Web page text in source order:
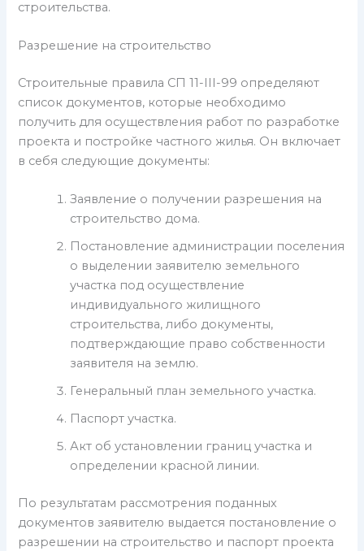
строительства.
Разрешение на строительство
Строительные правила СП 11-III-99 определяют
список документов, которые необходимо
получить для осуществления работ по разработке
проекта и постройке частного жилья. Он включает
в себя следующие документы:
Заявление о получении разрешения на
строительство дома.
Постановление администрации поселения
о выделении заявителю земельного
участка под осуществление
индивидуального жилищного
строительства, либо документы,
подтверждающие право собственности
заявителя на землю.
Генеральный план земельного участка.
Паспорт участка.
Акт об установлении границ участка и
определении красной линии.
По результатам рассмотрения поданных
документов заявителю выдается постановление о
разрешении на строительство и паспорт проекта